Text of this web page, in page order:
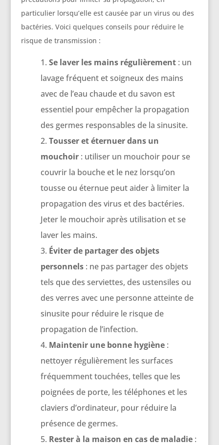
particulier lorsqu’elle est causée par un virus ou des
bactéries. Voici quelques conseils pour réduire le
risque de transmission :
Se laver les mains régulièrement: un
lavage fréquent et soigneux des mains
avec de l’eau chaude et du savon est
essentiel pour empêcher la propagation
des germes responsables de la sinusite.
Tousser et éternuer dans un
mouchoir: utiliser un mouchoir pour se
couvrir la bouche et le nez lorsqu’on
tousse ou éternue peut aider à limiter la
propagation des virus et des bactéries.
Jeter le mouchoir après utilisation et se
laver les mains.
Éviter de partager des objets
personnels: ne pas partager des objets
tels que des serviettes, des ustensiles ou
des verres avec une personne atteinte de
sinusite pour réduire le risque de
propagation de l’infection.
Maintenir une bonne hygiène:
nettoyer régulièrement les surfaces
fréquemment touchées, telles que les
poignées de porte, les téléphones et les
claviers d’ordinateur, pour réduire la
présence de germes.
Rester à la maison en cas de maladie: